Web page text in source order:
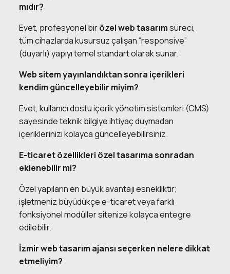
mıdır?
Evet, profesyonel birözel web tasarımsüreci,
tüm cihazlarda kusursuz çalışan “responsive”
(duyarlı) yapıyı temel standart olarak sunar.
Web sitem yayınlandıktan sonra içerikleri
kendim güncelleyebilir miyim?
Evet, kullanıcı dostu içerik yönetim sistemleri (CMS)
sayesinde teknik bilgiye ihtiyaç duymadan
içeriklerinizi kolayca güncelleyebilirsiniz.
E-ticaret özellikleri özel tasarıma sonradan
eklenebilir mi?
Özel yapıların en büyük avantajı esnekliktir;
işletmeniz büyüdükçe e-ticaret veya farklı
fonksiyonel modüller sitenize kolayca entegre
edilebilir.
İzmir web tasarım ajansı seçerken nelere dikkat
etmeliyim?